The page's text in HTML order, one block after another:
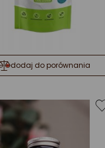
dodaj do porównania